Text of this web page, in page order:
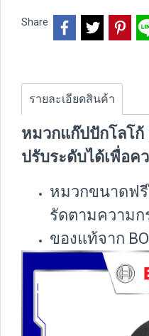
Share
รายละเอียดสินค้า
หมวกแก๊ปปักโลโก้
ปรับระดับได้เพื่อค
หมวกขนาดฟ
รัดตามความก
ของแท้จาก